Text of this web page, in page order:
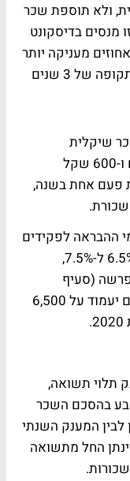
ולא תוספת שכר
מנסים בדיסקונט
מעניקה יותר
לבעלי שכר גבוה). הסכם השכר יהיה לתקופה של 3 שנים
שיקלית
(מצטברת) בסך של 450 שקל לפקידים ו-600 שקל
פעם אחת בשנה,
ההבראה לפקידים
מדור ב', תוגדל ההפרשה לתגמולים מ-6.5% ל-7.5%,
(סעיף
14). השכר החודשי המינימאלי לפיצויים יעמוד על 6,500
תלוי תשואה,
בהסכם השכר
לבין המענק השנתי
2021. המענק יינתן החל מתשואה